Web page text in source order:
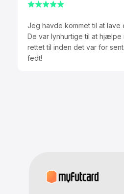
Jeg havde kommet til at lave
De var lynhurtige til at hjælpe
rettet til inden det var for
fedt!